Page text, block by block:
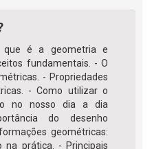
que é a geometria e
fundamentais. - O
- Propriedades
- Como utilizar o
no nosso dia a dia
do desenho
geométricas:
na prática. - Principais